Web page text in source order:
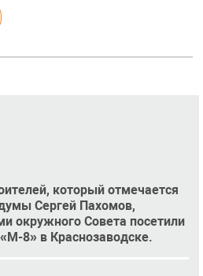
который отмечается
Сергей Пахомов,
окружного Совета посетили
8» в Краснозаводске.